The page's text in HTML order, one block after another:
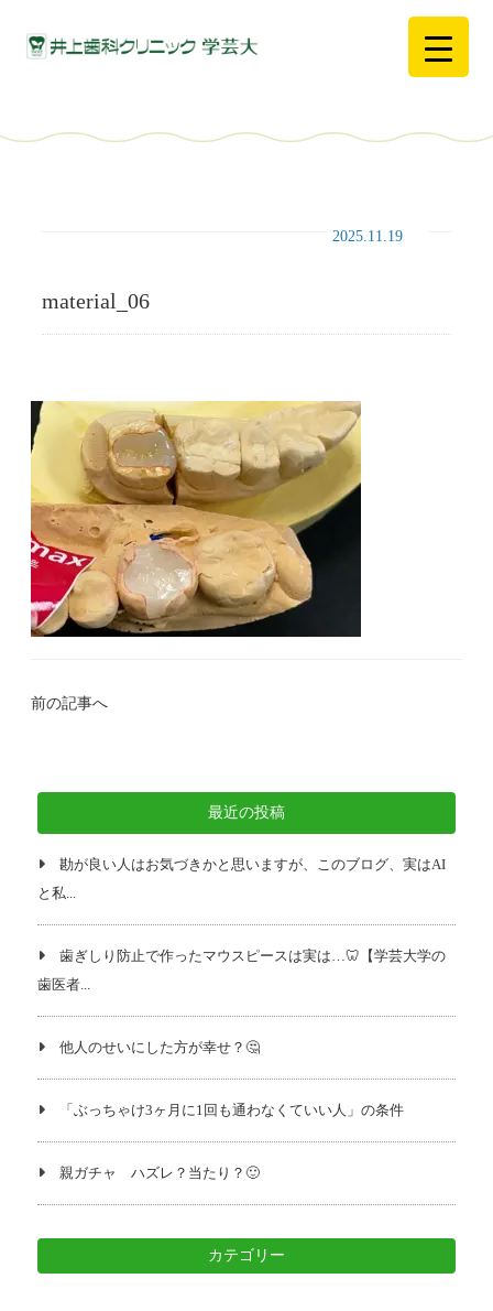
2025.11.19
material_06
前の記事へ
最近の投稿
勘が良い人はお気づきかと思いますが、このブログ、実はAI
と私...
歯ぎしり防止で作ったマウスピースは実は…🦷【学芸大学の
歯医者...
他人のせいにした方が幸せ？🤔
「ぶっちゃけ3ヶ月に1回も通わなくていい人」の条件
親ガチャ ハズレ？当たり？🙂
カテゴリー